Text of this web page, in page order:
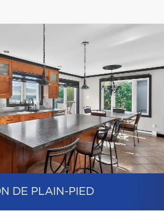
DE PLAIN-PIED